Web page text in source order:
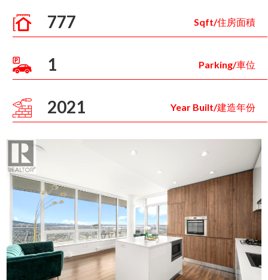
777 Sqft/住房面積
1 Parking/車位
2021 Year Built/建造年份